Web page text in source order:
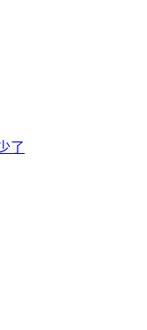
了